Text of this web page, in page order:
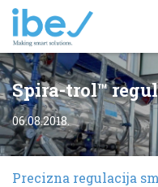
Spira-trol™
06.08.2018.
Precizna regulacija